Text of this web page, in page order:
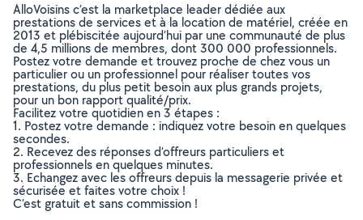
AlloVoisins c’est la marketplace leader dédiée aux
prestations de services et à la location de matériel, créée en
2013 et plébiscitée aujourd’hui par une communauté de plus
de 4,5 millions de membres, dont 300 000 professionnels.
Postez votre demande et trouvez proche de chez vous un
particulier ou un professionnel pour réaliser toutes vos
prestations, du plus petit besoin aux plus grands projets,
pour un bon rapport qualité/prix.
Facilitez votre quotidien en 3 étapes :
1. Postez votre demande : indiquez votre besoin en quelques
secondes.
2. Recevez des réponses d’offreurs particuliers et
professionnels en quelques minutes.
3. Echangez avec les offreurs depuis la messagerie privée et
sécurisée et faites votre choix !
C’est gratuit et sans commission !